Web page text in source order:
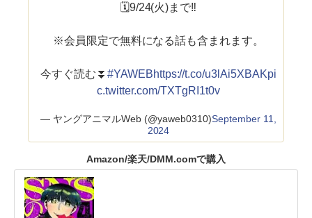
🗓️9/24(火)まで‼️
※会員限定で無料になる話も含まれます。
今すぐ読む⏬ #YAWEBhttps://t.co/u3lAi5XBAKpi
c.twitter.com/TXTgRI1t0v
— ヤングアニマルWeb (@yaweb0310)September 11,
2024
Amazon/楽天/DMM.comで購入